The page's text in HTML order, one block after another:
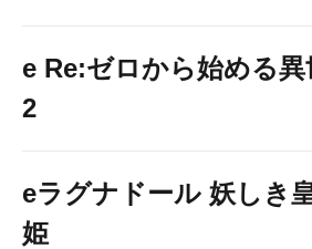
シャッ
e Re:ゼロから始める
2
eラグナドール 妖しき
姫